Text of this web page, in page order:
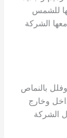
للشمس
الشركة
بالنماص
وخارج
الشركة